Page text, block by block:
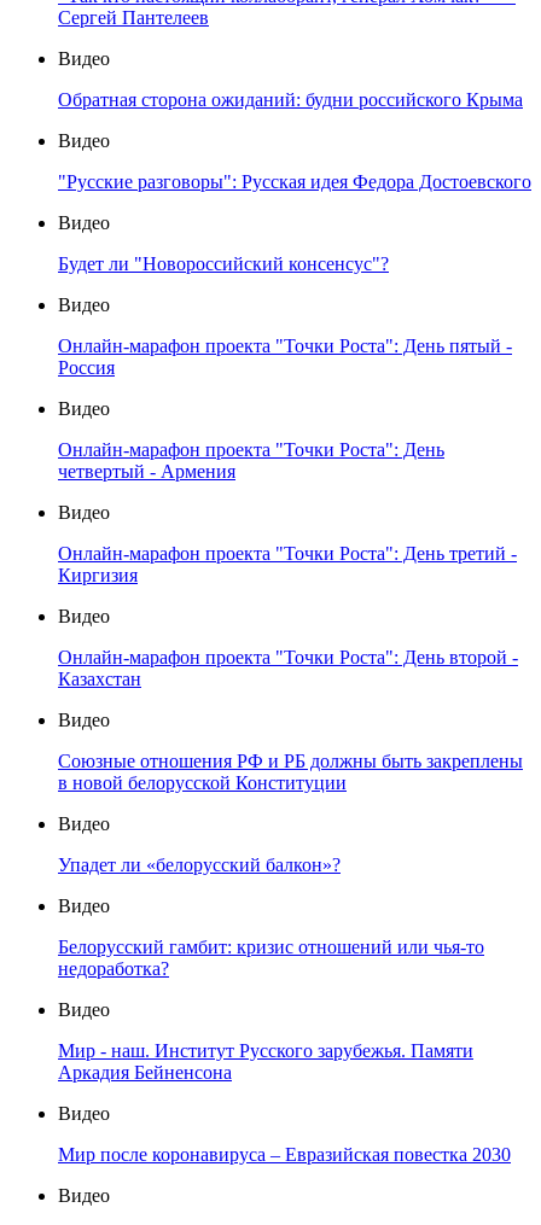
Сергей Пантелеев
Видео
Обратная сторона ожиданий: будни российского Крыма
Видео
"Русские разговоры": Русская идея Федора Достоевского
Видео
Будет ли "Новороссийский консенсус"?
Видео
Онлайн-марафон проекта "Точки Роста": День пятый -
Россия
Видео
Онлайн-марафон проекта "Точки Роста": День
четвертый - Армения
Видео
Онлайн-марафон проекта "Точки Роста": День третий -
Киргизия
Видео
Онлайн-марафон проекта "Точки Роста": День второй -
Казахстан
Видео
Союзные отношения РФ и РБ должны быть закреплены
в новой белорусской Конституции
Видео
Упадет ли «белорусский балкон»?
Видео
Белорусский гамбит: кризис отношений или чья-то
недоработка?
Видео
Мир - наш. Институт Русского зарубежья. Памяти
Аркадия Бейненсона
Видео
Мир после коронавируса – Евразийская повестка 2030
Видео